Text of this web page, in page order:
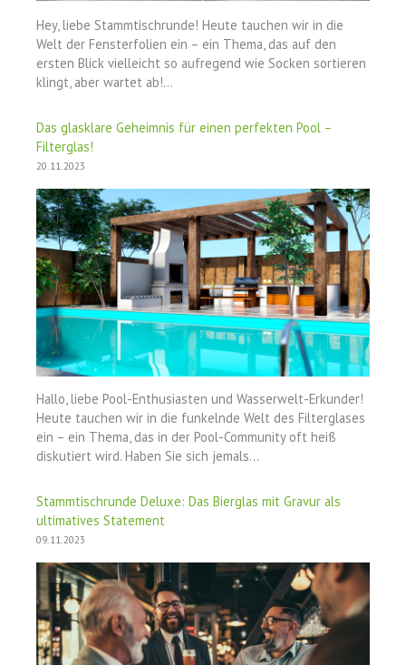
Hey, liebe Stammtischrunde! Heute tauchen wir in die
Welt der Fensterfolien ein – ein Thema, das auf den
ersten Blick vielleicht so aufregend wie Socken sortieren
klingt, aber wartet ab!…
Das glasklare Geheimnis für einen perfekten Pool –
Filterglas!
20.11.2023
Hallo, liebe Pool-Enthusiasten und Wasserwelt-Erkunder!
Heute tauchen wir in die funkelnde Welt des Filterglases
ein – ein Thema, das in der Pool-Community oft heiß
diskutiert wird. Haben Sie sich jemals…
Stammtischrunde Deluxe: Das Bierglas mit Gravur als
ultimatives Statement
09.11.2023